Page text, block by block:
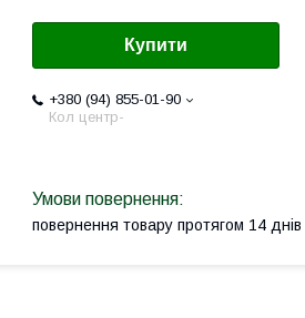
Купити
+380 (94) 855-01-90
Кол центр-
повернення товару протягом 14 днів